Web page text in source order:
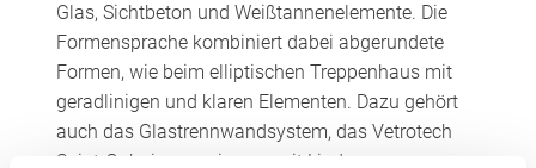
Glas, Sichtbeton und Weißtannenelemente. Die
Formensprache kombiniert dabei abgerundete
Formen, wie beim elliptischen Treppenhaus mit
geradlinigen und klaren Elementen. Dazu gehört
auch das Glastrennwandsystem, das Vetrotech
Saint-Gobain gemeinsam mit Lindner